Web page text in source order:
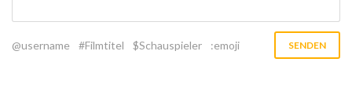
@username #Filmtitel $Schauspieler :emoji